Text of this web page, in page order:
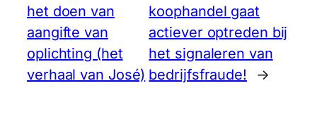
het doen van
aangifte van
oplichting (het
verhaal van José)
koophandel gaat
actiever optreden bij
het signaleren van
bedrijfsfraude!
→